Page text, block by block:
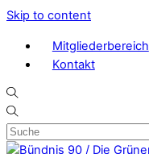
Skip to content
Mitgliederbereich
Kontakt